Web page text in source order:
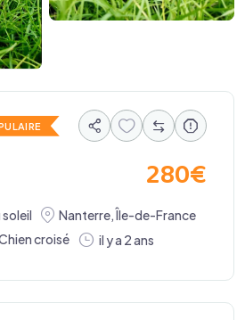
280€
Nanterre,Île-de-France
croisé il y a 2 ans